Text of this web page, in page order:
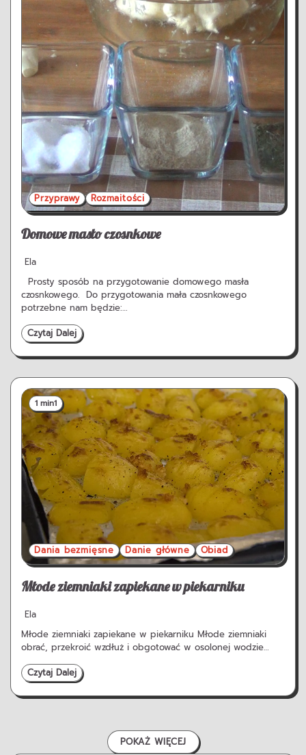
Przyprawy Rozmaitości
Domowe masło czosnkowe
Ela
Prosty sposób na przygotowanie domowego masła
czosnkowego. Do przygotowania mała czosnkowego
potrzebne nam będzie:…
Czytaj Dalej
1 min1
Dania bezmięsne Danie główne Obiad
Młode ziemniaki zapiekane w piekarniku
Ela
Młode ziemniaki zapiekane w piekarniku Młode ziemniaki
obrać, przekroić wzdłuż i obgotować w osolonej wodzie…
Czytaj Dalej
POKAŻ WIĘCEJ